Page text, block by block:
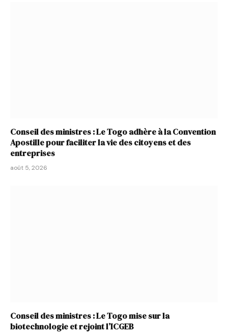
Conseil des ministres : Le Togo adhère à la Convention
Apostille pour faciliter la vie des citoyens et des
entreprises
août 5, 2026
Conseil des ministres : Le Togo mise sur la
biotechnologie et rejoint l’ICGEB